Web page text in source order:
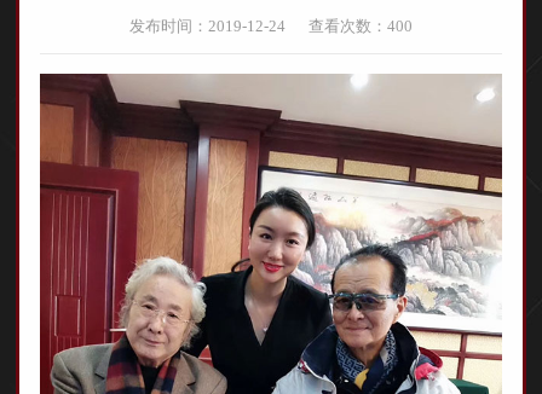
发布时间：2019-12-24 查看次数： 400